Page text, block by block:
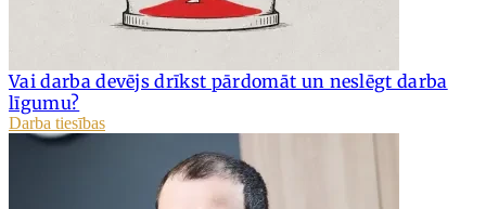
Vai darba devējs drīkst pārdomāt un neslēgt darba
līgumu?
Darba tiesības